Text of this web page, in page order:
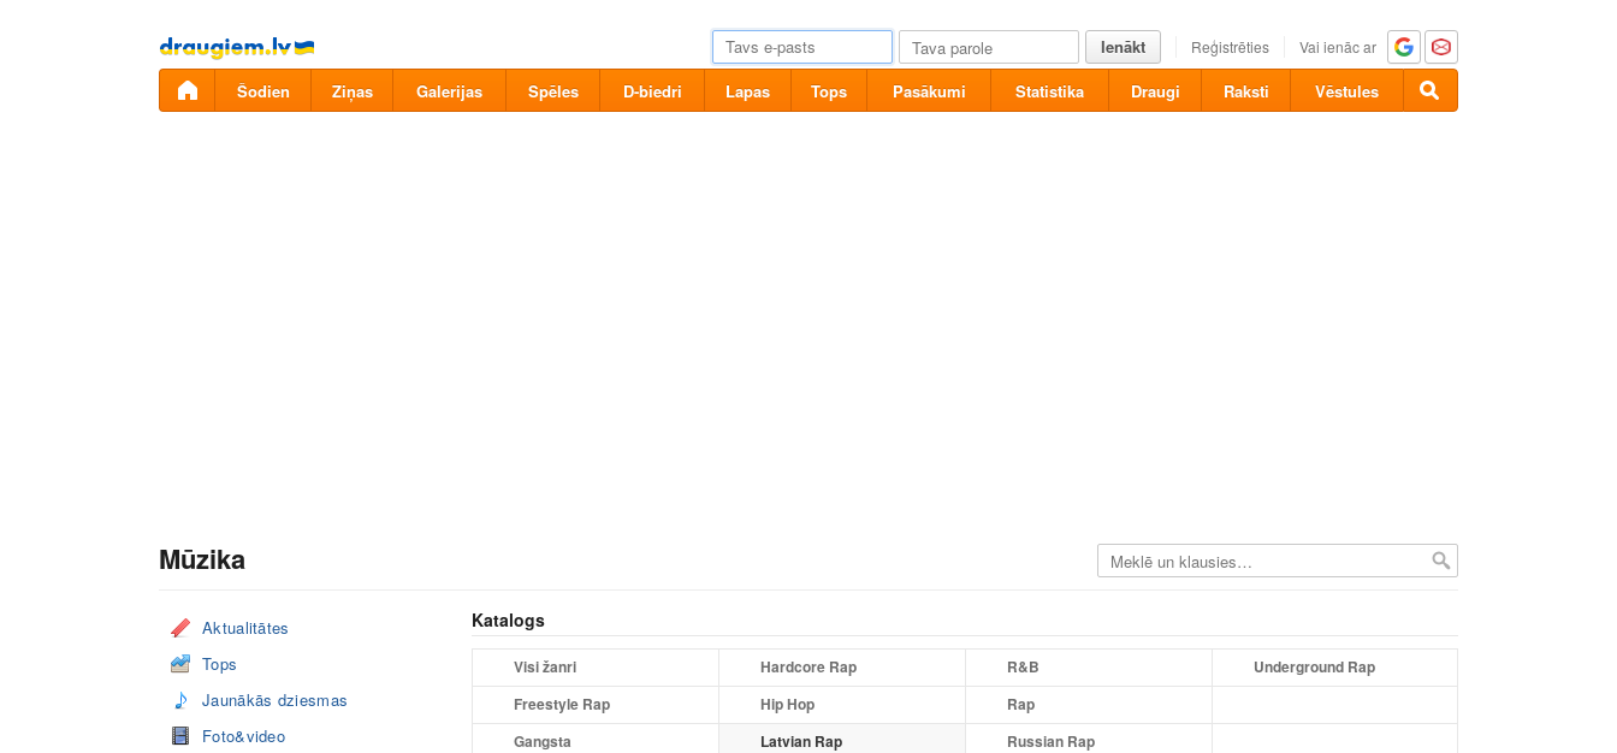
Pāriet
uz
saturu
Ienākt Reģistrēties Vai ienāc ar
Šodien Ziņas Galerijas Spēles D-biedri Lapas Tops Pasākumi Statistika Draugi Raksti Vēstules
Mūzika
Aktualitātes
Tops
Jaunākās dziesmas
Foto&video
Katalogs
Visi žanri Hardcore Rap R&B
Underground Rap
Freestyle Rap
Hip Hop
Rap
Gangsta
Latvian Rap Russian Rap